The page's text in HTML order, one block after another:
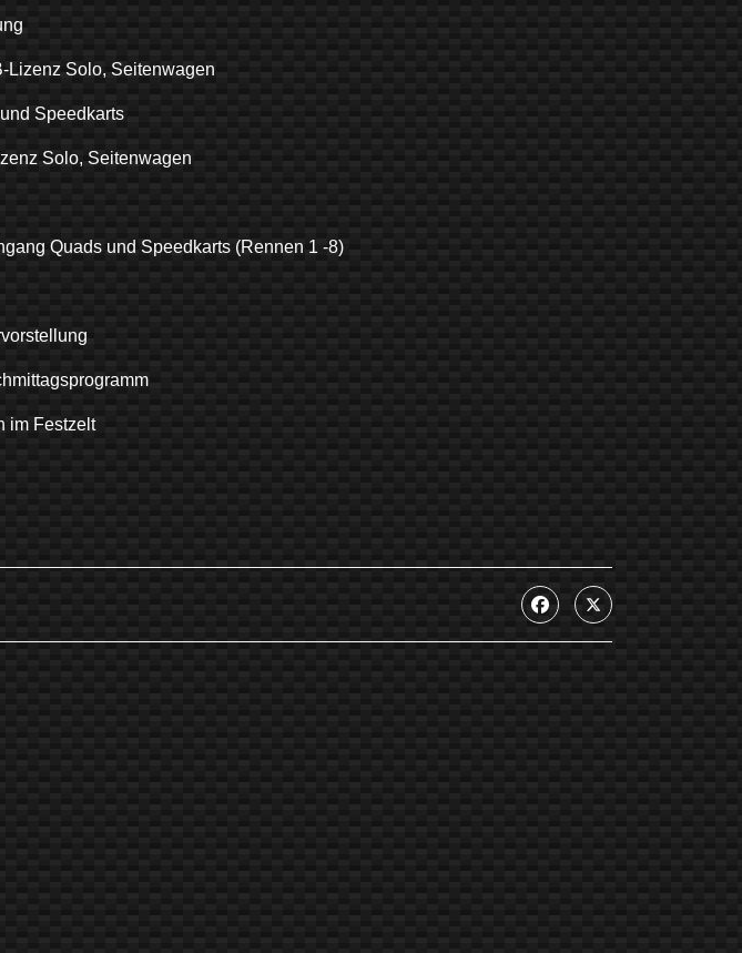
Solo, Seitenwagen
Speedkarts
Solo, Seitenwagen
und Speedkarts (Rennen 1 -8)
Festzelt